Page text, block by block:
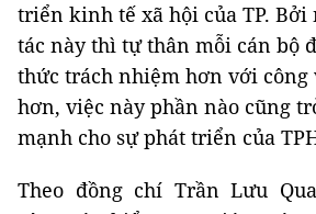
triển kinh tế xã hội của TP. Bởi
tác này thì tự thân mỗi cán bộ
thức trách nhiệm hơn với
hơn, việc này phần nào cũng
mạnh cho sự phát triển của
Theo đồng chí Trần Lưu